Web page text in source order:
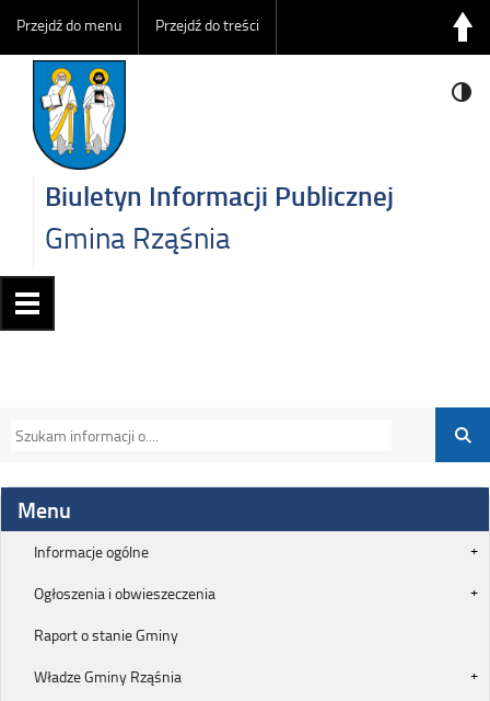
Przejdź do menu Przejdź do treści
Biuletyn Informacji Publicznej
Gmina Rząśnia
Menu
Informacje ogólne
Ogłoszenia i obwieszeczenia
Raport o stanie Gminy
Władze Gminy Rząśnia